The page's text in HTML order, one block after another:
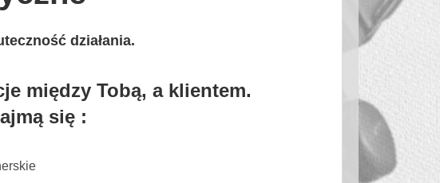
działania.
między Tobą, a klientem.
się :